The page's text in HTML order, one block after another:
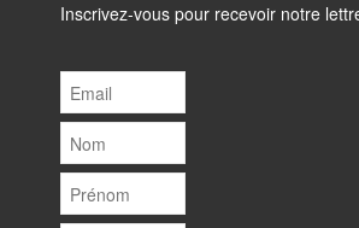
Inscrivez-vous pour recevoir notre